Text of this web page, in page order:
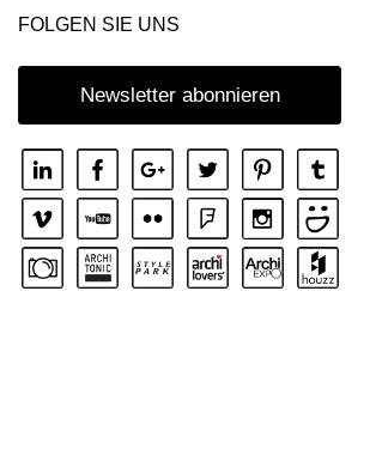
TISCH FORTE 4 B9X9
TISCH GRATUS BUTTERFLY
TISCH IUSTUS
TISCH LARGUS
TISCH LARGUS OVAL
FOLGEN SIE UNS
Newsletter abonnieren